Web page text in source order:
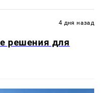
4 дня назад
решения для